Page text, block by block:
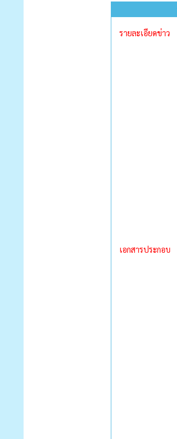
รายละเอียดข่าว
เอกสารประกอบ